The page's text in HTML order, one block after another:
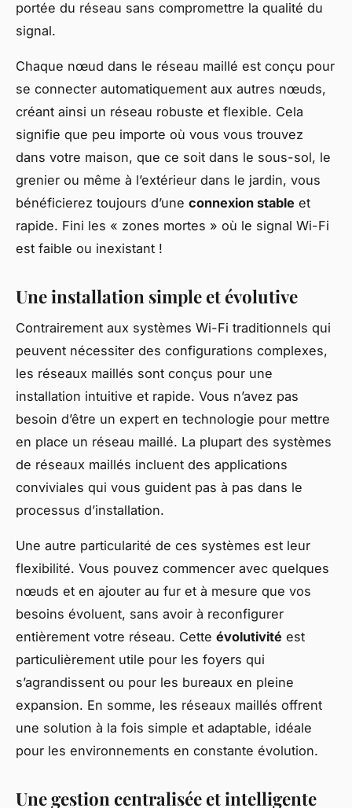
portée du réseau sans compromettre la qualité du
signal.
Chaque nœud dans le réseau maillé est conçu pour
se connecter automatiquement aux autres nœuds,
créant ainsi un réseau robuste et flexible. Cela
signifie que peu importe où vous vous trouvez
dans votre maison, que ce soit dans le sous-sol, le
grenier ou même à l’extérieur dans le jardin, vous
bénéficierez toujours d’une connexion stable et
rapide. Fini les « zones mortes » où le signal Wi-Fi
est faible ou inexistant !
Une installation simple et évolutive
Contrairement aux systèmes Wi-Fi traditionnels qui
peuvent nécessiter des configurations complexes,
les réseaux maillés sont conçus pour une
installation intuitive et rapide. Vous n’avez pas
besoin d’être un expert en technologie pour mettre
en place un réseau maillé. La plupart des systèmes
de réseaux maillés incluent des applications
conviviales qui vous guident pas à pas dans le
processus d’installation.
Une autre particularité de ces systèmes est leur
flexibilité. Vous pouvez commencer avec quelques
nœuds et en ajouter au fur et à mesure que vos
besoins évoluent, sans avoir à reconfigurer
entièrement votre réseau. Cette évolutivité est
particulièrement utile pour les foyers qui
s’agrandissent ou pour les bureaux en pleine
expansion. En somme, les réseaux maillés offrent
une solution à la fois simple et adaptable, idéale
pour les environnements en constante évolution.
Une gestion centralisée et intelligente